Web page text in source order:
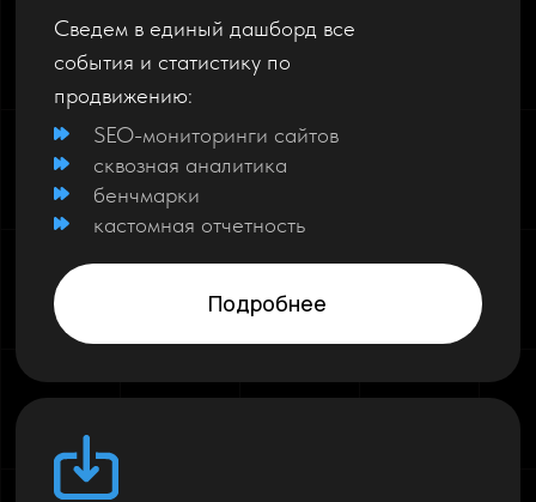
Сведем в единый дашборд все
события и статистику по
продвижению:
SEO-мониторинги сайтов
сквозная аналитика
бенчмарки
кастомная отчетность
Подробнее